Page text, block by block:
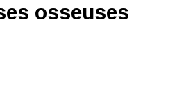
osseuses